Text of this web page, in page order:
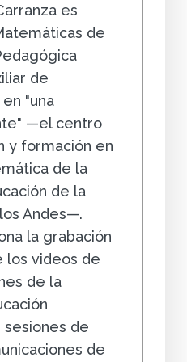
es
de
de
"una
—el centro
y formación en
de la
de la
Andes—.
la grabación
los videos de
de la
sesiones de
de